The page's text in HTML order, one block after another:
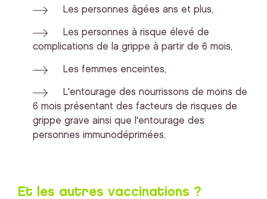
Les personnes âgées ans et plus,
Les personnes à risque élevé de
complications de la grippe à partir de 6 mois,
Les femmes enceintes,
L'entourage des nourrissons de moins de
6 mois présentant des facteurs de risques de
grippe grave ainsi que l'entourage des
personnes immunodéprimées.
Et les autres vaccinations ?